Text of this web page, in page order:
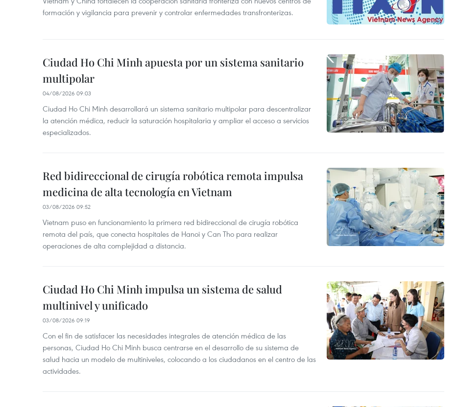
formación y vigilancia para prevenir y controlar enfermedades transfronterizas.
Ciudad Ho Chi Minh apuesta por un sistema sanitario
multipolar
04/08/2026 09:03
Ciudad Ho Chi Minh desarrollará un sistema sanitario multipolar para descentralizar
la atención médica, reducir la saturación hospitalaria y ampliar el acceso a servicios
especializados.
Red bidireccional de cirugía robótica remota impulsa
medicina de alta tecnología en Vietnam
03/08/2026 09:52
Vietnam puso en funcionamiento la primera red bidireccional de cirugía robótica
remota del país, que conecta hospitales de Hanoi y Can Tho para realizar
operaciones de alta complejidad a distancia.
Ciudad Ho Chi Minh impulsa un sistema de salud
multinivel y unificado
03/08/2026 09:19
Con el fin de satisfacer las necesidades integrales de atención médica de las
personas, Ciudad Ho Chi Minh busca centrarse en el desarrollo de su sistema de
salud hacia un modelo de multiniveles, colocando a los ciudadanos en el centro de las
actividades.